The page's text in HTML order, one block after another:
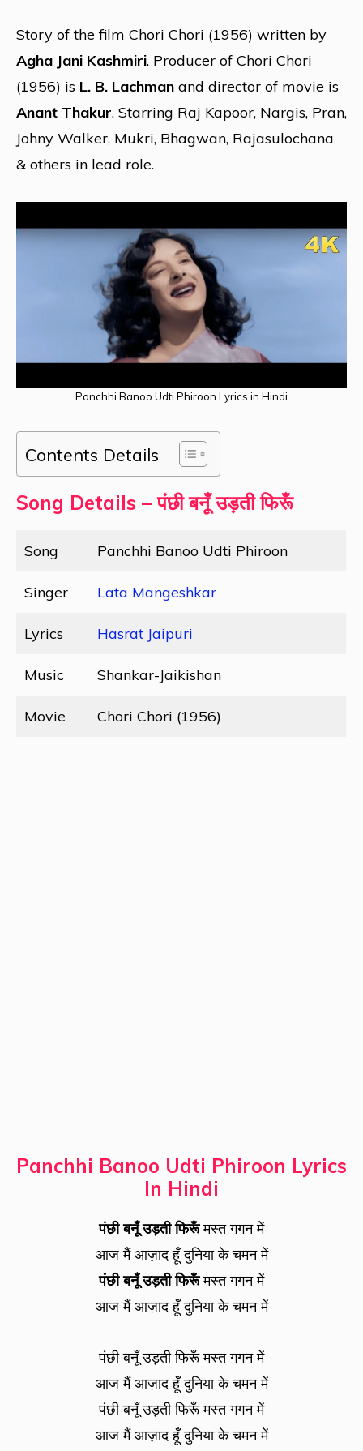
Story of the film Chori Chori (1956) written by
Agha Jani Kashmiri. Producer of Chori Chori
(1956) is L. B. Lachman and director of movie is
Anant Thakur. Starring Raj Kapoor, Nargis, Pran,
Johny Walker, Mukri, Bhagwan, Rajasulochana
& others in lead role.
Panchhi Banoo Udti Phiroon Lyrics in Hindi
Contents Details
Song Details – पंछी बनूँ उड़ती फिरूँ
Song Panchhi Banoo Udti Phiroon
Singer Lata Mangeshkar
Lyrics Hasrat Jaipuri
Music Shankar-Jaikishan
Movie Chori Chori (1956)
Panchhi Banoo Udti Phiroon Lyrics
In Hindi
पंछी बनूँ उड़ती फिरूँमस्त गगन में
आज मैं आज़ाद हूँ दुनिया के चमन में
पंछी बनूँ उड़ती फिरूँमस्त गगन में
आज मैं आज़ाद हूँ दुनिया के चमन में
पंछी बनूँ उड़ती फिरूँ मस्त गगन में
आज मैं आज़ाद हूँ दुनिया के चमन में
पंछी बनूँ उड़ती फिरूँ मस्त गगन में
आज मैं आज़ाद हूँ दुनिया के चमन में